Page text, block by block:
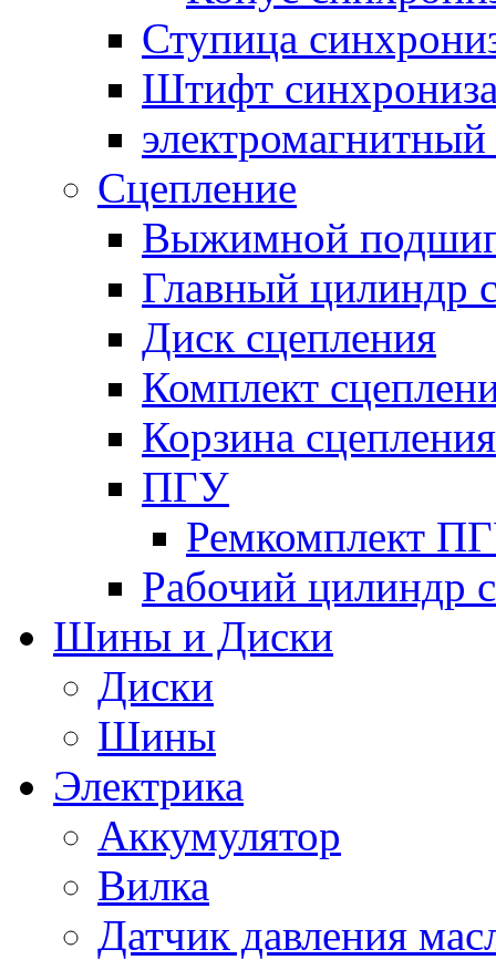
Ступица
Штифт
электромагнитный
Сцепление
Выжимной
Главный цилиндр
Диск сцепления
Комплект
Корзина сцепления
ПГУ
Ремкомплект
Рабочий цилиндр
Шины и Диски
Диски
Шины
Электрика
Аккумулятор
Вилка
Датчик давления